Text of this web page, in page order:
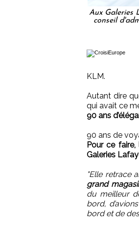
Aux Galeries
conseil
KLM.
Autant dire
qui avait ce
90 ans
90 ans de
Pour ce
Galeries
"Elle retrace
grand
du meilleur
bord,
bord et de